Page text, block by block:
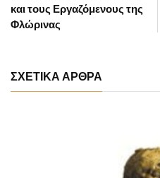
και τους Εργαζόμενους της
Φλώρινας
ΣΧΕΤΙΚΑ ΑΡΘΡΑ